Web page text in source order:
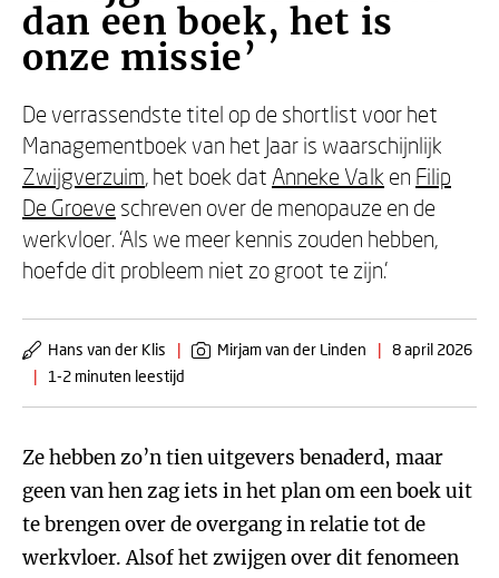
dan een boek, het is
onze missie’
De verrassendste titel op de shortlist voor het
Managementboek van het Jaar is waarschijnlijk
Zwijgverzuim, het boek dat Anneke Valk en Filip
De Groeve schreven over de menopauze en de
werkvloer. ‘Als we meer kennis zouden hebben,
hoefde dit probleem niet zo groot te zijn.’
Hans van der Klis | Mirjam van der Linden | 8 april 2026
|
1-2 minuten leestijd
Ze hebben zo’n tien uitgevers benaderd, maar
geen van hen zag iets in het plan om een boek uit
te brengen over de overgang in relatie tot de
werkvloer. Alsof het zwijgen over dit fenomeen